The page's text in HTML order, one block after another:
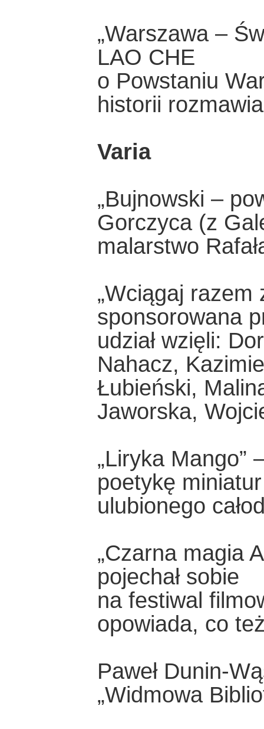
„Warszawa –
LAO CHE
o Powstaniu
historii
Varia
„Bujnowski –
Gorczyca (z
malarstwo
„Wciągaj razem
sponsorowana
udział wzięli:
Nahacz,
Łubieński,
Jaworska,
„Liryka Mango”
poetykę
ulubionego
„Czarna magia
pojechał sobie
na festiwal
opowiada, co
Paweł Dunin-
„Widmowa